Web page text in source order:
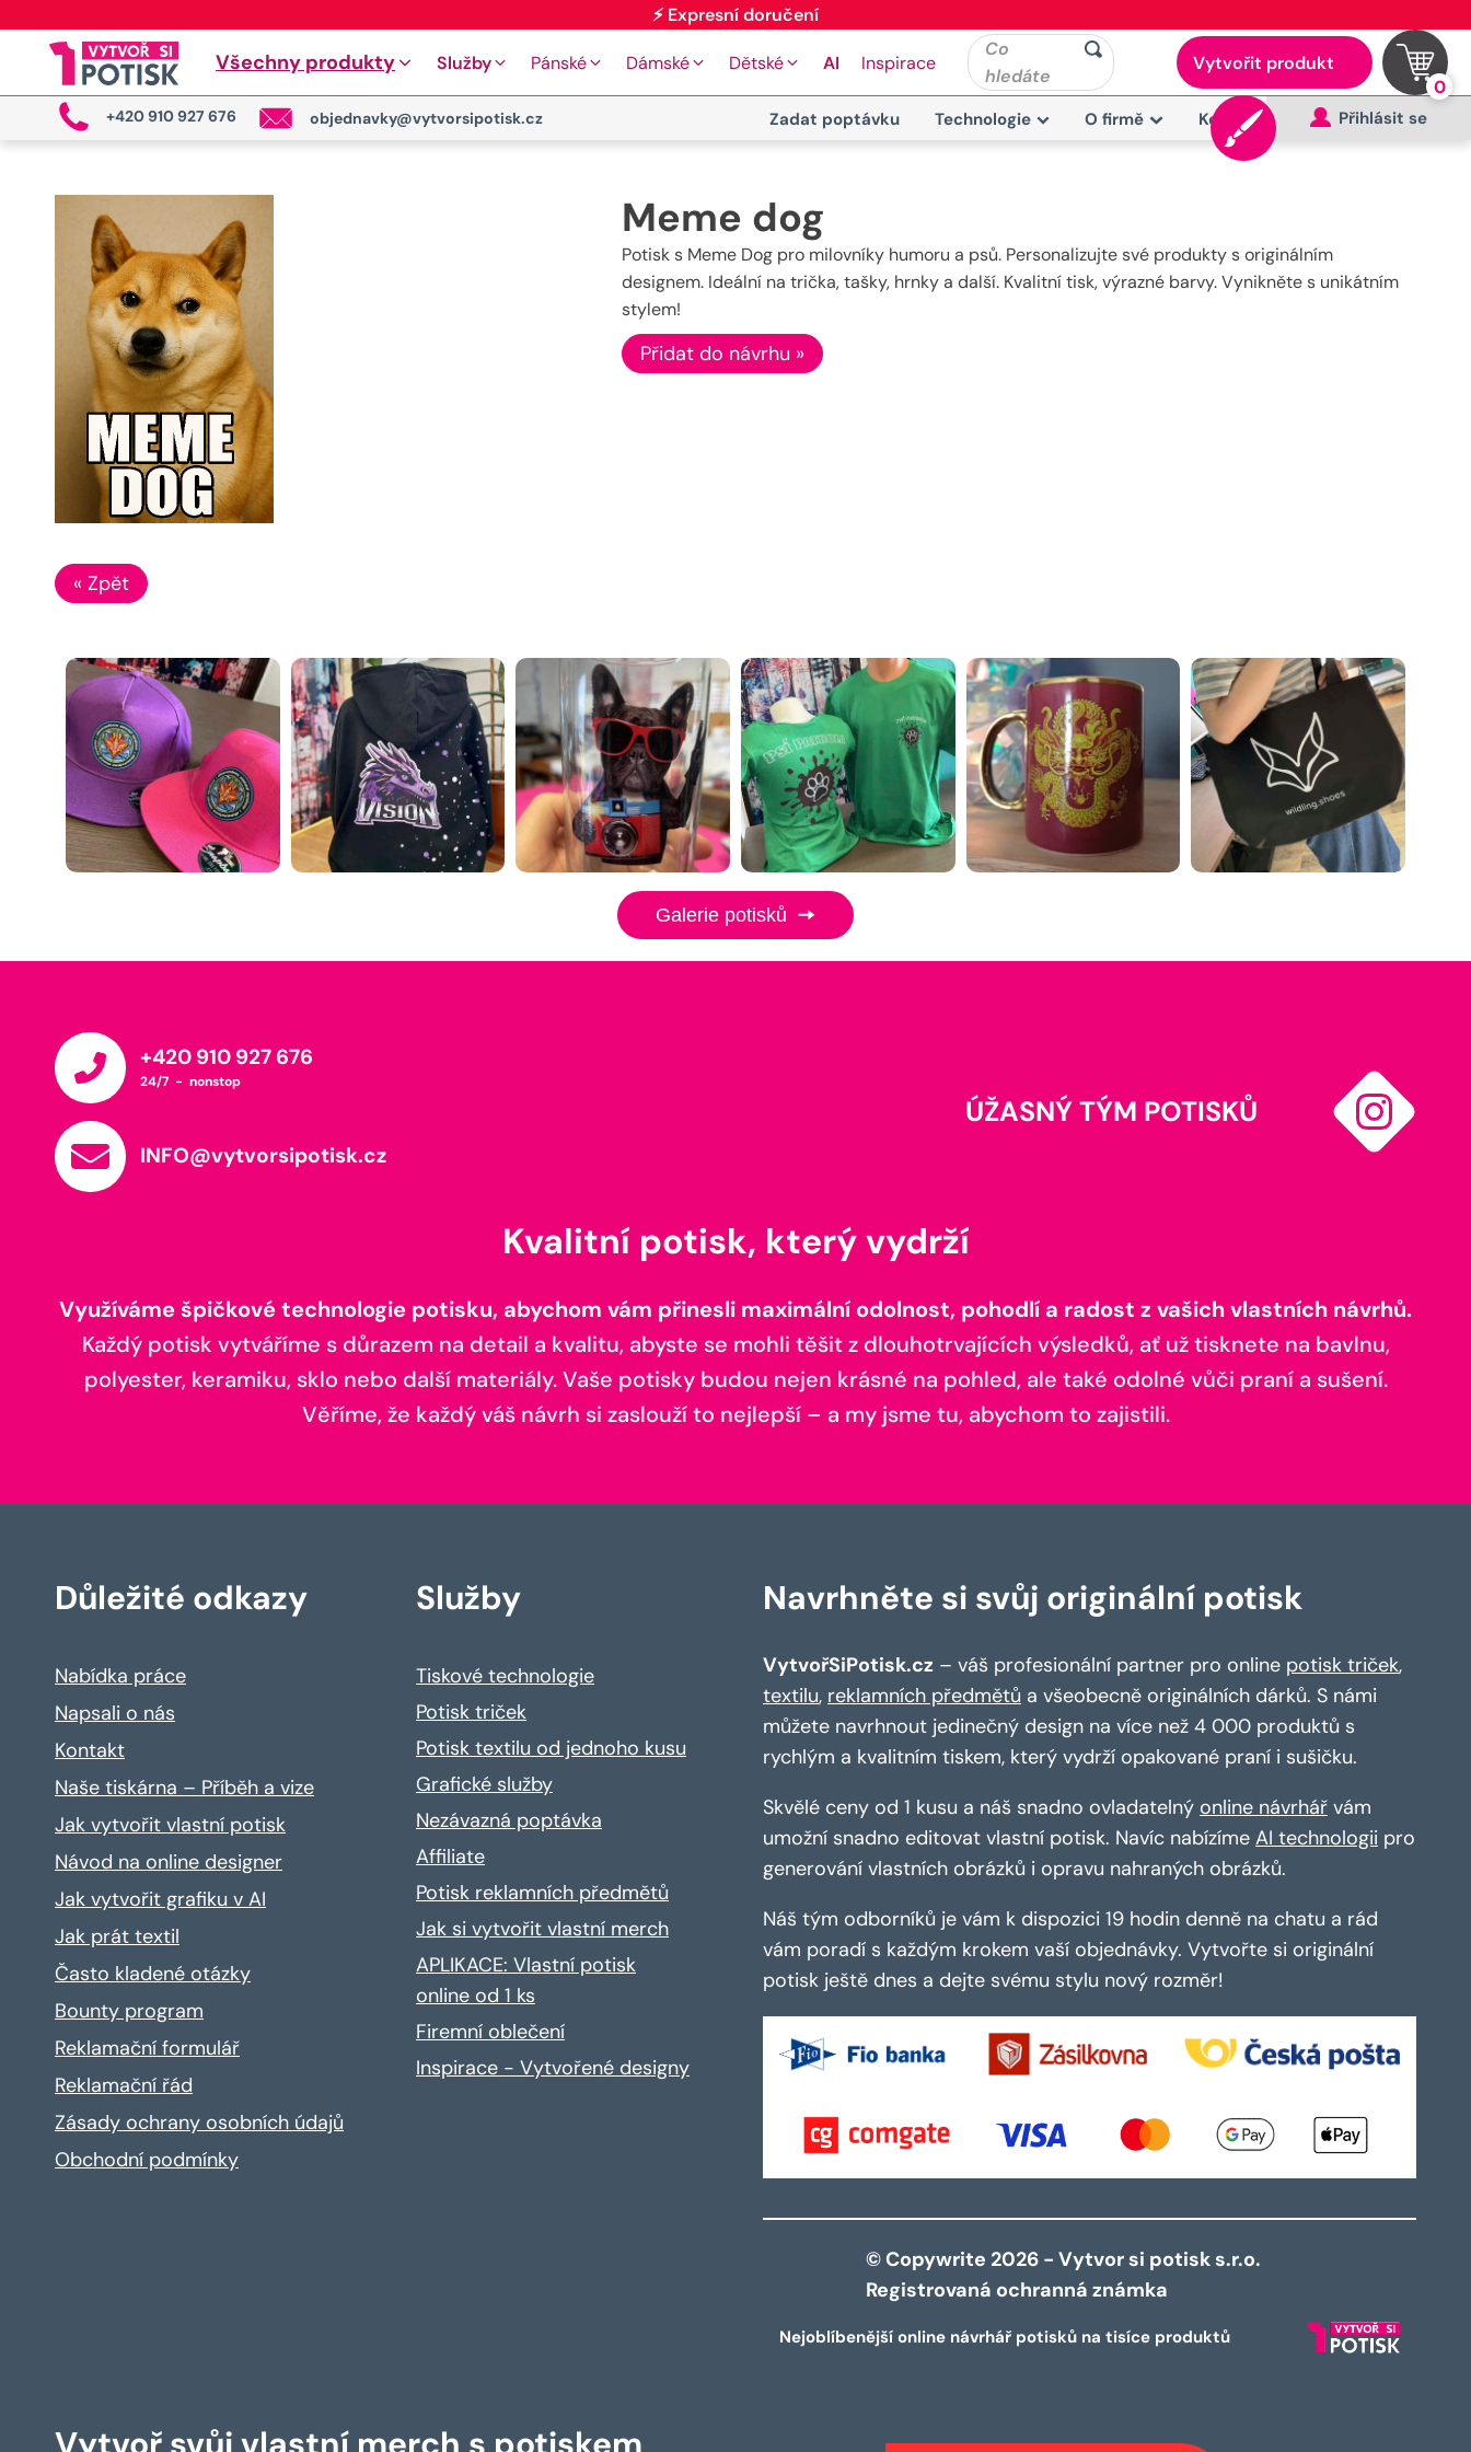
Všechny produkty Služby Pánské Dámské Dětské AI Inspirace
Co
hledáte
Vytvořit produkt
0
+420 910 927 676 objednavky@vytvorsipotisk.cz Zadat poptávku Technologie O firmě Kontakt Přihlásit se
Meme dog
Potisk s Meme Dog pro milovníky humoru a psů. Personalizujte své produkty s originálním
designem. Ideální na trička, tašky, hrnky a další. Kvalitní tisk, výrazné barvy. Vynikněte s unikátním
stylem!
Přidat do návrhu »
« Zpět
Galerie potisků
+420 910 927 676
24/7 - nonstop
INFO@vytvorsipotisk.cz
ÚŽASNÝ TÝM POTISKŮ
Kvalitní potisk, který vydrží
Využíváme špičkové technologie potisku, abychom vám přinesli maximální odolnost, pohodlí a radost z vašich vlastních návrhů.
Každý potisk vytváříme s důrazem na detail a kvalitu, abyste se mohli těšit z dlouhotrvajících výsledků, ať už tisknete na bavlnu,
polyester, keramiku, sklo nebo další materiály. Vaše potisky budou nejen krásné na pohled, ale také odolné vůči praní a sušení.
Věříme, že každý váš návrh si zaslouží to nejlepší – a my jsme tu, abychom to zajistili.
Důležité odkazy
Nabídka práce
Napsali o nás
Kontakt
Naše tiskárna – Příběh a vize
Jak vytvořit vlastní potisk
Návod na online designer
Jak vytvořit grafiku v AI
Jak prát textil
Často kladené otázky
Bounty program
Reklamační formulář
Reklamační řád
Zásady ochrany osobních údajů
Obchodní podmínky
Služby
Tiskové technologie
Potisk triček
Potisk textilu od jednoho kusu
Grafické služby
Nezávazná poptávka
Affiliate
Potisk reklamních předmětů
Jak si vytvořit vlastní merch
APLIKACE: Vlastní potisk
online od 1 ks
Firemní oblečení
Inspirace - Vytvořené designy
Navrhněte si svůj originální potisk
VytvořSiPotisk.cz – váš profesionální partner pro online potisk triček,
textilu, reklamních předmětů a všeobecně originálních dárků. S námi
můžete navrhnout jedinečný design na více než 4 000 produktů s
rychlým a kvalitním tiskem, který vydrží opakované praní i sušičku.
Skvělé ceny od 1 kusu a náš snadno ovladatelný online návrhář vám
umožní snadno editovat vlastní potisk. Navíc nabízíme AI technologii pro
generování vlastních obrázků i opravu nahraných obrázků.
Náš tým odborníků je vám k dispozici 19 hodin denně na chatu a rád
vám poradí s každým krokem vaší objednávky. Vytvořte si originální
potisk ještě dnes a dejte svému stylu nový rozměr!
© Copywrite 2026 - Vytvor si potisk s.r.o.
Registrovaná ochranná známka
Nejoblíbenější online návrhář potisků na tisíce produktů